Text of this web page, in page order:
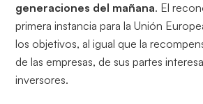
generaciones del mañana. El
primera instancia para la Unión
los objetivos, al igual que la
de las empresas, de sus partes
inversores.